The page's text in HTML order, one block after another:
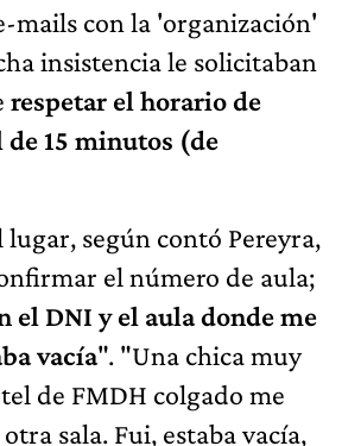
mails con la 'organización'
insistencia le solicitaban
respetar el horario de
15 minutos (de
lugar, según contó Pereyra,
el número de aula;
el DNI y el aula donde me
vacía". "Una chica muy
de FMDH colgado me
sala. Fui, estaba vacía,